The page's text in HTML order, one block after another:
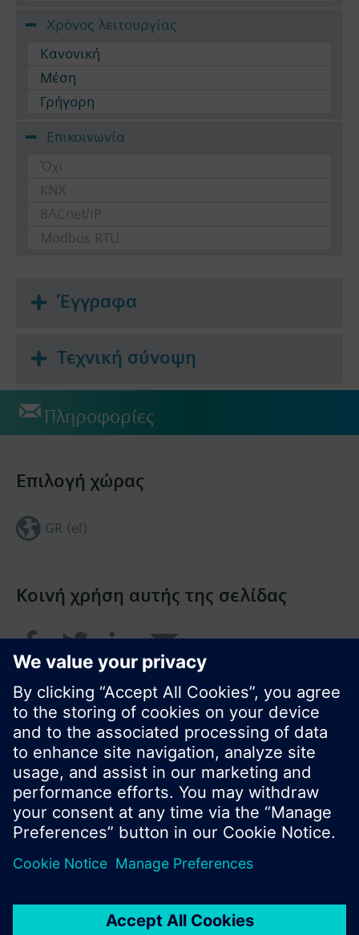
Χρόνος λειτουργίας
Κανονική
Μέση
Γρήγορη
Επικοινωνία
Όχι
KNX
BACnet/IP
Modbus RTU
Έγγραφα
Τεχνική σύνοψη
Πληροφορίες
Κοινή χρήση αυτής της σελίδας
Επιλογή χώρας
GR (el)
© Siemens Greece 2017
Το χαρτοφυλάκιο προϊόντων και οι τιμές μπορεί